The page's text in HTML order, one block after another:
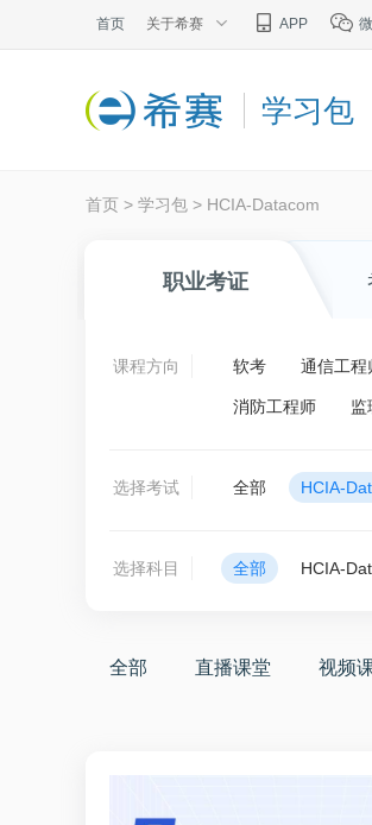
首页 关于希赛 APP
学习包
首页 > 学习包 > HCIA-Datacom
职业考证
课程方向 软考 通信工程
消防工程师 监
选择考试 全部 HCIA-
选择科目 全部 HCIA-
全部 直播课堂 视频